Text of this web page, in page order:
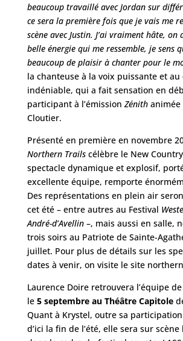
beaucoup travaillé avec Jordan sur
ce sera la première fois que je vais me
scène avec Justin. J’ai vraiment hâte,
belle énergie qui me ressemble, je sens
beaucoup de plaisir à chanter pour le
la chanteuse à la voix puissante et au
indéniable, qui a fait sensation en
participant à l’émissionZénithanimée
Cloutier.
Présenté en première en novembre
Northern Trailscélèbre le New
spectacle dynamique et explosif,
excellente équipe, remporte
Des représentations en plein air
cet été – entre autres au Festival
André-d’Avellin–, mais aussi en salle,
trois soirs au Patriote de Sainte-
juillet. Pour plus de détails sur les
dates à venir, on visite le site
Laurence Doire retrouvera l’équipe de
le 5 septembre au Théâtre Capitole
Quant à Krystel, outre sa
d’ici la fin de l’été, elle sera sur scène